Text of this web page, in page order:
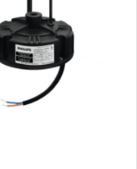
– Điều chỉnh
năng tối đa.
-40 ~ +90°C –